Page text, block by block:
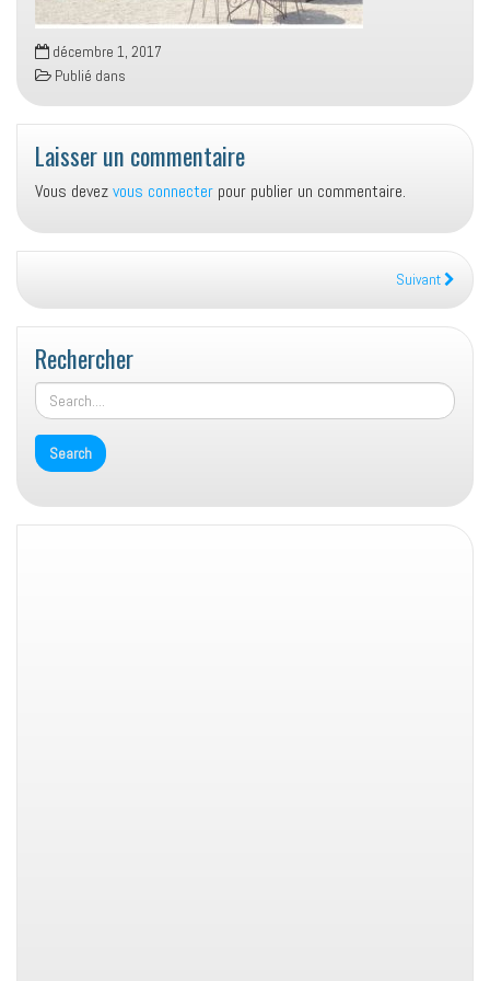
décembre 1, 2017
Publié dans
Laisser un commentaire
Vous devezvous connecter pour publier un commentaire.
Suivant
Rechercher